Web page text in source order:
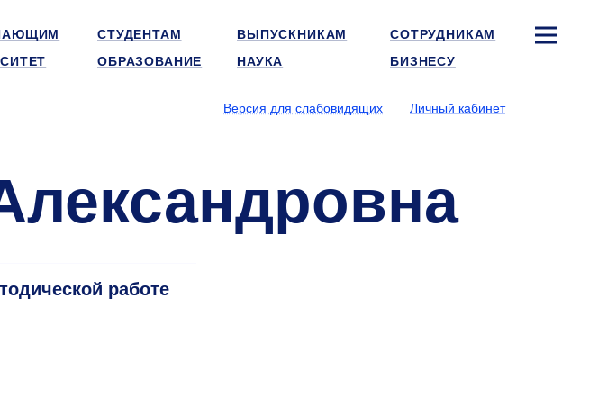
СТУДЕНТАМ ВЫПУСКНИКАМ
СОТРУДНИКАМ
ОБРАЗОВАНИЕ НАУКА БИЗНЕСУ
Версия для слабовидящих
Личный кабинет
работе